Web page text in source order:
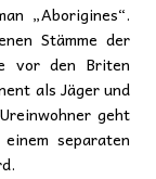
„Aborigines“.
Stämme der
vor den Briten
als Jäger und
geht
separaten